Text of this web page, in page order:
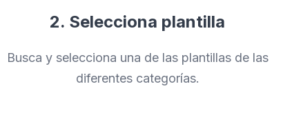
2. Selecciona plantilla
Busca y selecciona una de las plantillas de las
diferentes categorías.